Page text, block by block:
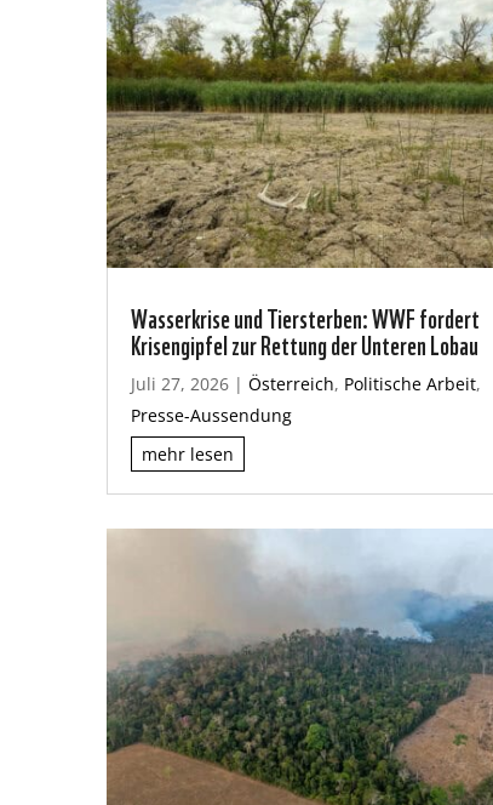
Wasserkrise und Tiersterben: WWF fordert
Krisengipfel zur Rettung der Unteren Lobau
Juli 27, 2026 | Österreich, Politische Arbeit,
Presse-Aussendung
mehr lesen